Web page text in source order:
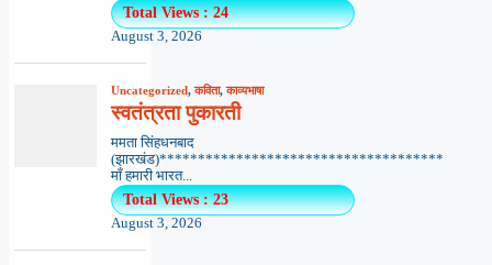
Total Views : 24
August 3, 2026
Uncategorized,कविता,काव्यभाषा
स्वतंत्रता पुकारती
ममता सिंहधनबाद
(झारखंड)*************************************
माँ हमारी भारत...
Total Views : 23
August 3, 2026